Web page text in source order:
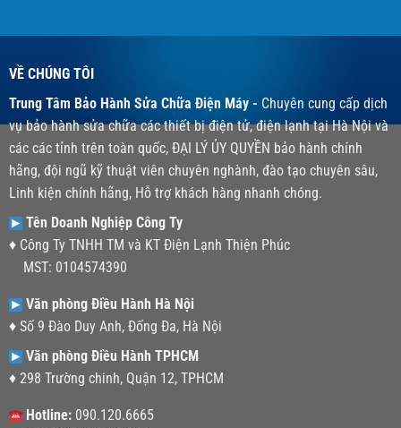
VỀ CHÚNG TÔI
Trung Tâm Bảo Hành Sửa Chữa Điện Máy - Chuyên cung cấp dịch
vụ bảo hành sửa chữa các thiết bị điện tử, điện lạnh tại Hà Nội và
các các tỉnh trên toàn quốc, ĐẠI LÝ ỦY QUYỀN bảo hành chính
hãng, đội ngũ kỹ thuật viên chuyên nghành, đào tạo chuyên sâu,
Linh kiện chính hãng, Hỗ trợ khách hàng nhanh chóng.
Tên Doanh Nghiệp Công Ty
♦ Công Ty TNHH TM và KT Điện Lạnh Thiện Phúc
MST: 0104574390
Văn phòng Điều Hành Hà Nội
♦ Số 9 Đào Duy Anh, Đống Đa, Hà Nội
Văn phòng Điều Hành TPHCM
♦ 298 Trường chinh, Quận 12, TPHCM
Hotline:090.120.6665